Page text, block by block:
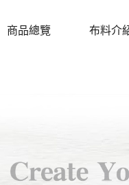
商品總覽 布料介